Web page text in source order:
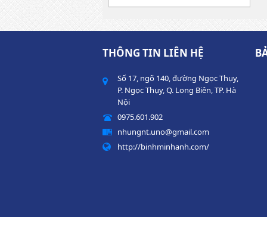
THÔNG TIN LIÊN HỆ
Số 17, ngõ 140, đường Ngọc Thụy,
P. Ngọc Thụy, Q. Long Biên, TP. Hà
Nội
0975.601.902
nhungnt.uno@gmail.com
http://binhminhanh.com/